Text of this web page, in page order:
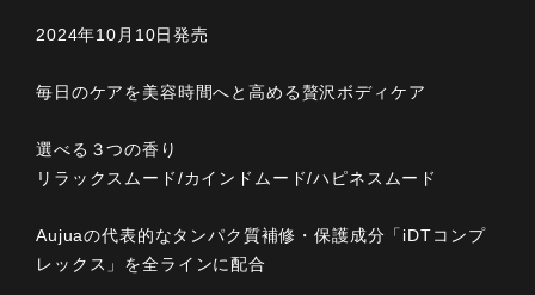
2024年10月10日発売
毎日のケアを美容時間へと高める贅沢ボディケア
選べる３つの香り
リラックスムード/カインドムード/ハピネスムード
Aujuaの代表的なタンパク質補修・保護成分「iDTコンプ
レックス」を全ラインに配合